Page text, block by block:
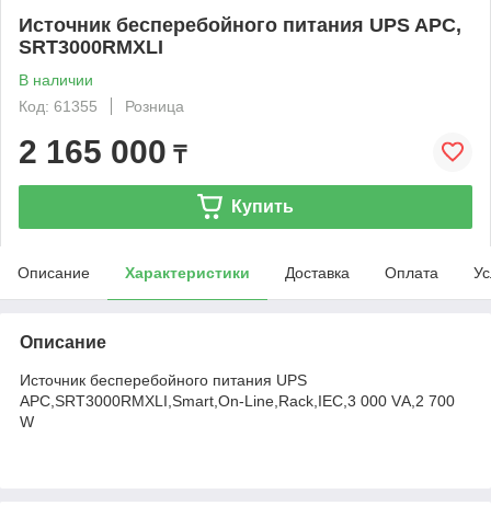
Источник бесперебойного питания UPS APC,
SRT3000RMXLI
В наличии
Код: 61355
Розница
2 165 000 ₸
Купить
Описание Характеристики Доставка Оплата
Описание
Источник бесперебойного питания UPS
APC,SRT3000RMXLI,Smart,On-Line,Rack,IEC,3 000 VА,2 700
W